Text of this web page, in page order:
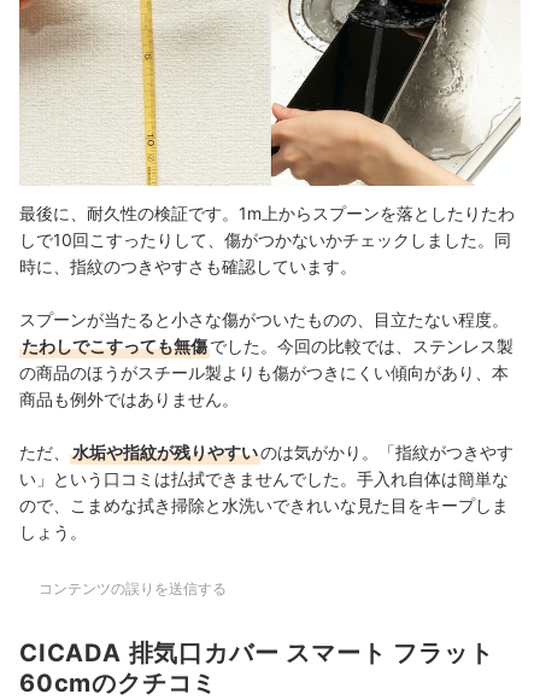
最後に、耐久性の検証です。1m上からスプーンを落としたりたわ
しで10回こすったりして、傷がつかないかチェックしました。同
時に、指紋のつきやすさも確認しています。
スプーンが当たると小さな傷がついたものの、目立たない程度。
たわしでこすっても無傷でした。今回の比較では、ステンレス製
の商品のほうがスチール製よりも傷がつきにくい傾向があり、本
商品も例外ではありません。
ただ、 水垢や指紋が残りやすいのは気がかり。「指紋がつきやす
い」という口コミは払拭できませんでした。手入れ自体は簡単な
ので、こまめな拭き掃除と水洗いできれいな見た目をキープしま
しょう。
コンテンツの誤りを送信する
CICADA 排気口カバー スマート フラット
60cmのクチコミ